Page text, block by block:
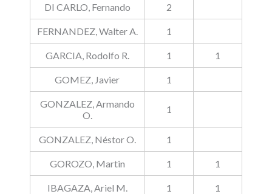
DI CARLO, Fernando 2
FERNANDEZ, Walter A. 1
GARCIA, Rodolfo R. 1 1
GOMEZ, Javier 1
GONZALEZ, Armando
O.
1
GONZALEZ, Néstor O. 1
GOROZO, Martin 1 1
IBAGAZA, Ariel M. 1 1